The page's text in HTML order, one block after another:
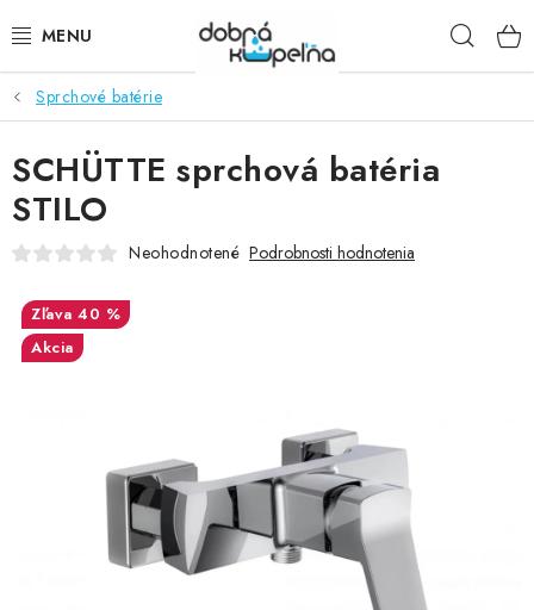
na
SPRCHOVÉ KÚTY
SPRCHOVÉ DVERE
BATÉRIE
KÚPEĽŇOVÝ NÁBYTOK
PRÍSLUŠENSTVO K SPRCHOVÝM KÚTOM A
Sprchové batérie
SCHÜTTE sprchová batéria
STILO
Neohodnotené Podrobnosti hodnotenia
40 %
Akcia